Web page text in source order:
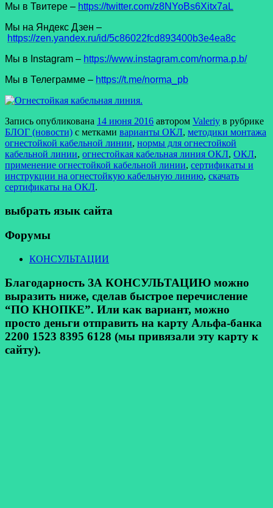
Мы в Твитере – https://twitter.com/z8NYoBs6Xitx7aL
Мы на Яндекс Дзен –
https://zen.yandex.ru/id/5c86022fcd893400b3e4ea8c
Мы в Instagram – https://www.instagram.com/norma.p.b/
Мы в Телеграмме – https://t.me/norma_pb
Запись опубликована 14 июня 2016 автором Valeriy в рубрике
БЛОГ (новости) с метками варианты ОКЛ, методики монтажа
огнестойкой кабельной линии, нормы для огнестойкой
кабельной линии, огнестойкая кабельная линия ОКЛ, ОКЛ,
применение огнестойкой кабельной линии, сертификаты и
инструкции на огнестойкую кабельную линию, скачать
сертификаты на ОКЛ.
выбрать язык сайта
Форумы
КОНСУЛЬТАЦИИ
Благодарность ЗА КОНСУЛЬТАЦИЮ можно
выразить ниже, сделав быстрое перечисление
“ПО КНОПКЕ”. Или как вариант, можно
просто деньги отправить на карту Альфа-банка
2200 1523 8395 6128 (мы привязали эту карту к
сайту).